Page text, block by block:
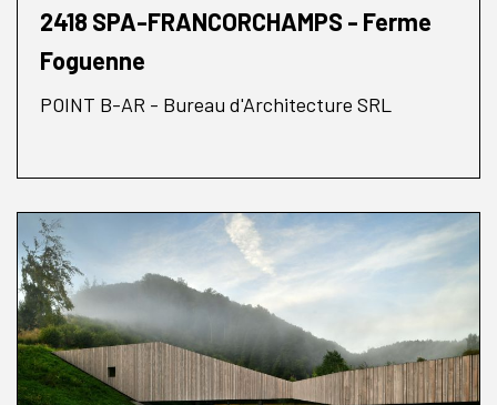
2418 SPA-FRANCORCHAMPS - Ferme
Foguenne
POINT B-AR - Bureau d'Architecture SRL